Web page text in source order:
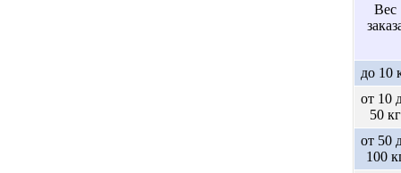
Вес
до 10
от 10
50 кг
от 50
100